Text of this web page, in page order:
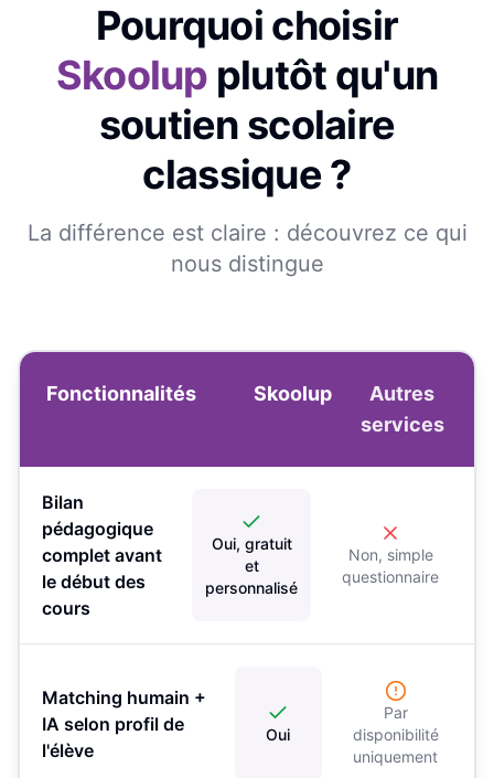
Pourquoi choisir
Skoolup plutôt qu'un
soutien scolaire
classique ?
La différence est claire : découvrez ce qui
nous distingue
Fonctionnalités Skoolup
Autres
services
Bilan
pédagogique
complet avant
le début des
cours
Oui, gratuit
et
personnalisé
Non, simple
questionnaire
Matching humain +
IA selon profil de
l'élève
Oui
Par
disponibilité
uniquement